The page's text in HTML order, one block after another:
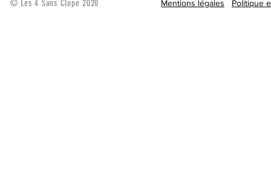
© Les 4 Sans Clope 2020 Mentions légales Politique